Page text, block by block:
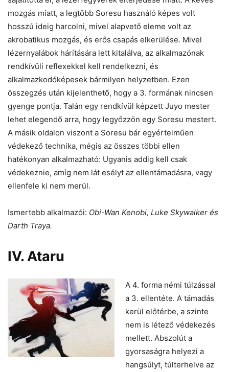
mozgás miatt, a legtöbb Soresu használó képes volt
hosszú ideig harcolni, mivel alapvető eleme volt az
akrobatikus mozgás, és erős csapás elkerülése. Mivel
lézernyalábok hárítására lett kitalálva, az alkalmazónak
rendkívüli reflexekkel kell rendelkezni, és
alkalmazkodóképesek bármilyen helyzetben. Ezen
összegzés után kijelenthető, hogy a 3. formának nincsen
gyenge pontja. Talán egy rendkívül képzett Juyo mester
lehet elegendő arra, hogy legyőzzön egy Soresu mestert.
A másik oldalon viszont a Soresu bár egyértelműen
védekező technika, mégis az összes többi ellen
hatékonyan alkalmazható: Ugyanis addig kell csak
védekeznie, amíg nem lát esélyt az ellentámadásra, vagy
ellenfele ki nem merül.
Ismertebb alkalmazói: Obi-Wan Kenobi, Luke Skywalker és
Darth Traya.
IV. Ataru
A 4. forma némi túlzással
a 3. ellentéte. A támadás
kerül előtérbe, a szinte
nem is létező védekezés
mellett. Abszolút a
gyorsaságra helyezi a
hangsúlyt, túlterhelve az